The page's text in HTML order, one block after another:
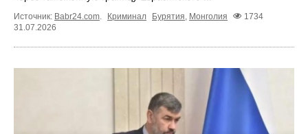
Источник: Babr24.com Криминал Бурятия Монголия
1734
31.07.2026